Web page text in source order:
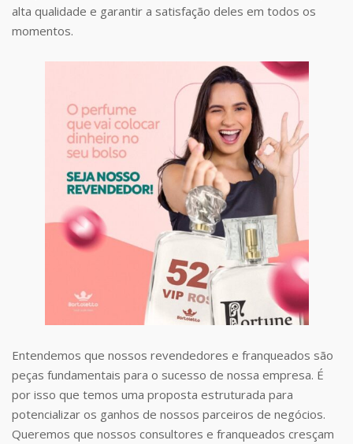
alta qualidade e garantir a satisfação deles em todos os
momentos.
Entendemos que nossos revendedores e franqueados são
peças fundamentais para o sucesso de nossa empresa. É
por isso que temos uma proposta estruturada para
potencializar os ganhos de nossos parceiros de negócios.
Queremos que nossos consultores e franqueados cresçam